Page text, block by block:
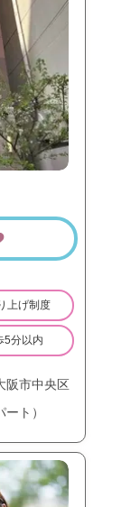
上げ制度
5分以内
阪市中央区
ト）